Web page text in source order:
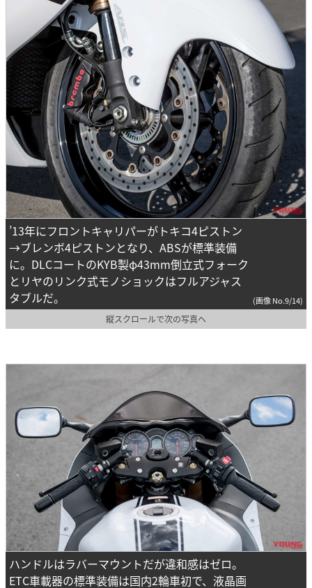
’13年にフロントキャリパーがトキコ4ピストン
→ブレンボ4ピストンとなり、ABSが標準装備
に。DLCコートのKYB製φ43mm倒立式フォーク
とリヤのリンク式モノショックはフルアジャス
タブルだ。
(画像 No.9/14)
縦スクロールで次の写真へ
ハンドルはラバーマウントだが違和感はゼロ。
ETC車載器の標準装備は国内2輪車初で、液晶画